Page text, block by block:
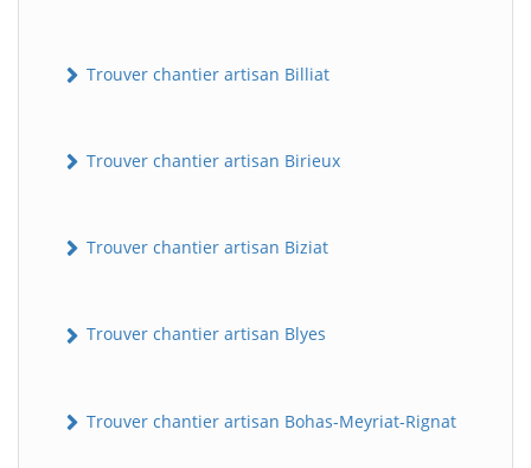
Trouver chantier artisan Billiat
Trouver chantier artisan Birieux
Trouver chantier artisan Biziat
Trouver chantier artisan Blyes
Trouver chantier artisan Bohas-Meyriat-Rignat